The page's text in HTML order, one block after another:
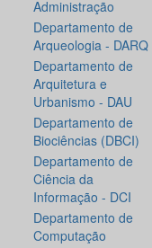
Administração
Departamento de
Arqueologia - DARQ
Departamento de
Arquitetura e
Urbanismo - DAU
Departamento de
Biociências (DBCI)
Departamento de
Ciência da
Informação - DCI
Departamento de
Computação